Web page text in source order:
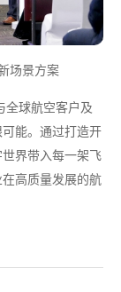
场景方案
全球航空客户及
能。通过打造开
界带入每一架飞
高质量发展的航